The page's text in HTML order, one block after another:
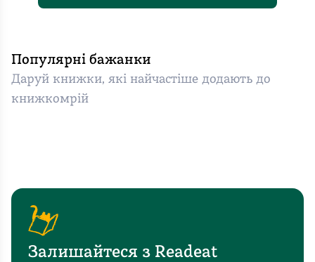
Популярні бажанки
Даруй книжки, які найчастіше додають до
книжкомрій
Залишайтеся з Readeat